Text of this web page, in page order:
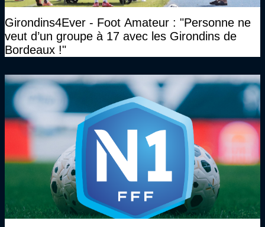
Girondins4Ever - Foot Amateur : "Personne ne
veut d’un groupe à 17 avec les Girondins de
Bordeaux !"